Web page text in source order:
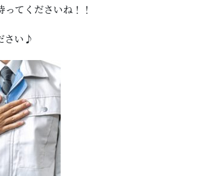
てくださいね！！
さい♪